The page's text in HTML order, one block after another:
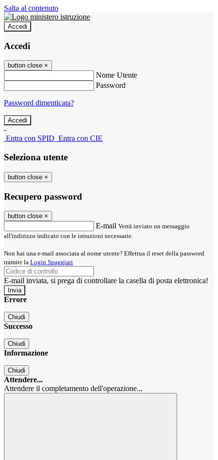
Salta al contenuto
Accedi
Accedi
button close ×
Nome Utente
Password
Password dimenticata?
-
Entra con SPID Entra con CIE
Seleziona utente
button close ×
Recupero password
button close ×
E-mail Verrà inviato un messaggio
all'indirizzo indicato con le istruzioni necessarie.
Non hai una e-mail associata al nome utente? Effettua il reset della password
tramite la Login Spaggiari
E-mail inviata, si prega di controllare la casella di posta elettronica!
Errore
Chiudi
Successo
Chiudi
Informazione
Chiudi
Attendere...
Attendere il completamento dell'operazione...